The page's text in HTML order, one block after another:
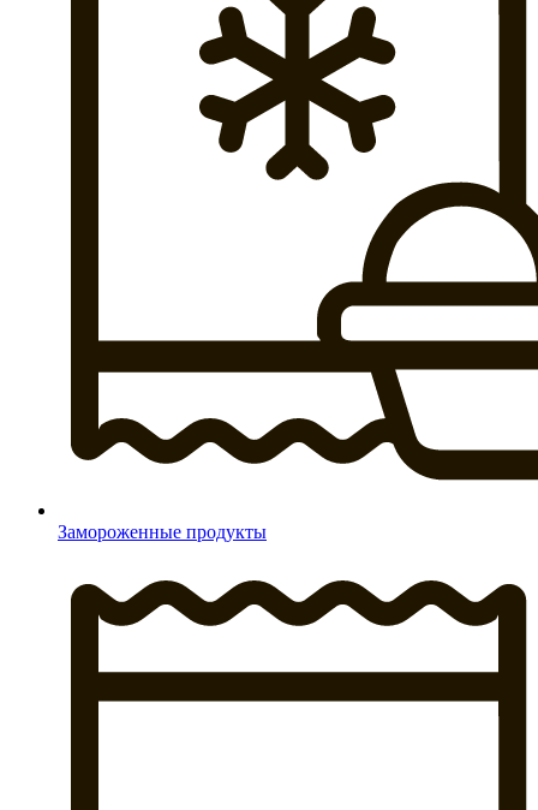
Замороженные продукты